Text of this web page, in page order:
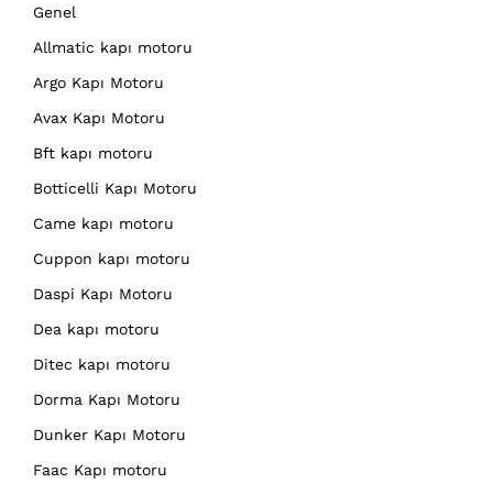
Genel
Allmatic kapı motoru
Argo Kapı Motoru
Avax Kapı Motoru
Bft kapı motoru
Botticelli Kapı Motoru
Came kapı motoru
Cuppon kapı motoru
Daspi Kapı Motoru
Dea kapı motoru
Ditec kapı motoru
Dorma Kapı Motoru
Dunker Kapı Motoru
Faac Kapı motoru